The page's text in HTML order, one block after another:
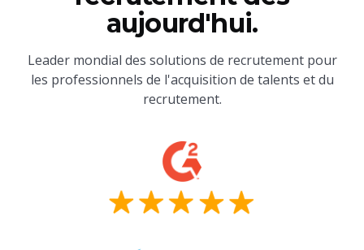
aujourd'hui.
Leader mondial des solutions de recrutement pour
les professionnels de l'acquisition de talents et du
recrutement.